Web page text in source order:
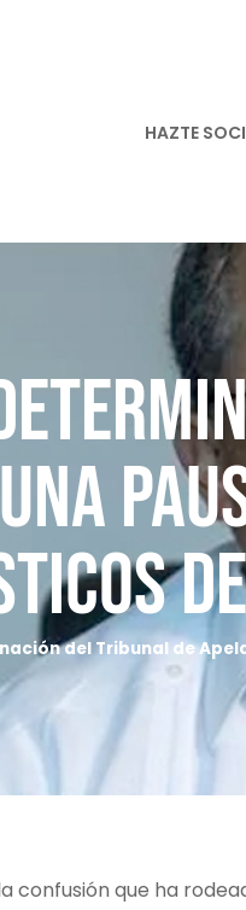
HAZTE
del Tribunal de
confusión que ha